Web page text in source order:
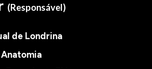
(Responsável)
de Londrina